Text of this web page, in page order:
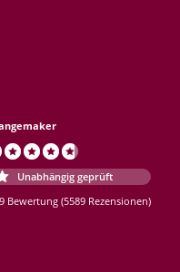
Unabhängig geprüft
Bewertung (5589 Rezensionen)